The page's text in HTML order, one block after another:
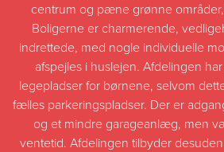
centrum og pæne grønne
Boligerne er charmerende,
indrettede, med nogle individuelle
afspejles i huslejen. Afdelingen
legepladser for børnene, selvom
fælles parkeringspladser. Der er
og et mindre garageanlæg, men
ventetid. Afdelingen tilbyder